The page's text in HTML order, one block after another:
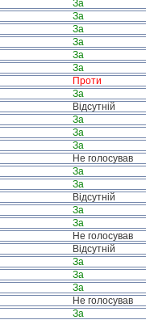
За
За
За
За
За
За
Проти
За
Відсутній
За
За
За
Не голосував
За
За
Відсутній
За
За
Не голосував
Відсутній
За
За
За
Не голосував
За